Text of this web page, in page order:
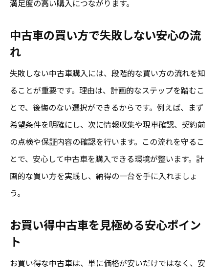
重要性
次は千葉県全体での選び方を解説
千葉県で安心して中古車を選ぶ方法まとめ
千葉県で安心できる中古車の選び方まとめ
お買い得中古車の選定ポイントを再確認
オートオークション利用で安心感を高める
方法
中古車購入後の安心サポートについて
次に役立つ購入後の安心ガイド
安心して中古車購入するための完全ガイド
満足度の高い購入につながります。
中古車の買い方で失敗しない安心の流
れ
失敗しない中古車購入には、段階的な買い方の流れを知
ることが重要です。理由は、計画的なステップを踏むこ
とで、後悔のない選択ができるからです。例えば、まず
希望条件を明確にし、次に情報収集や現車確認、契約前
の点検や保証内容の確認を行います。この流れを守るこ
とで、安心して中古車を購入できる環境が整います。計
画的な買い方を実践し、納得の一台を手に入れましょ
う。
お買い得中古車を見極める安心ポイン
ト
お買い得な中古車は、単に価格が安いだけではなく、安